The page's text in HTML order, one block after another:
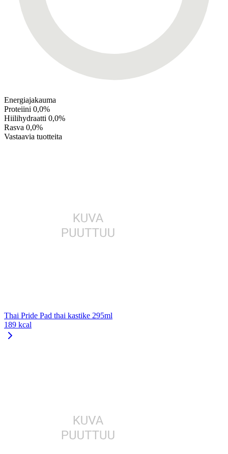
Energiajakauma
Proteiini 0,0%
Hiilihydraatti 0,0%
Rasva 0,0%
Vastaavia tuotteita
Thai Pride Pad thai kastike 295ml
189 kcal